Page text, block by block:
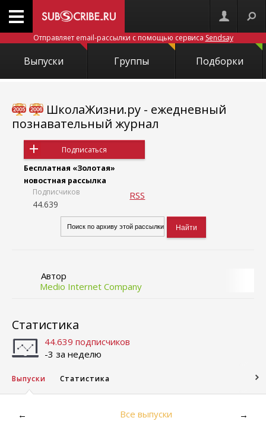
Отправляет email-рассылки с помощью сервиса Sendsay
Выпуски Группы Подборки
ШколаЖизни.ру - ежедневный
познавательный журнал
Подписаться
Бесплатная «Золотая»
новостная рассылка
Подписчиков
44.639
RSS
Автор
Medio Internet Company
Статистика
44.639 подписчиков
-3 за неделю
Выпуски Статистика
← Все выпуски →